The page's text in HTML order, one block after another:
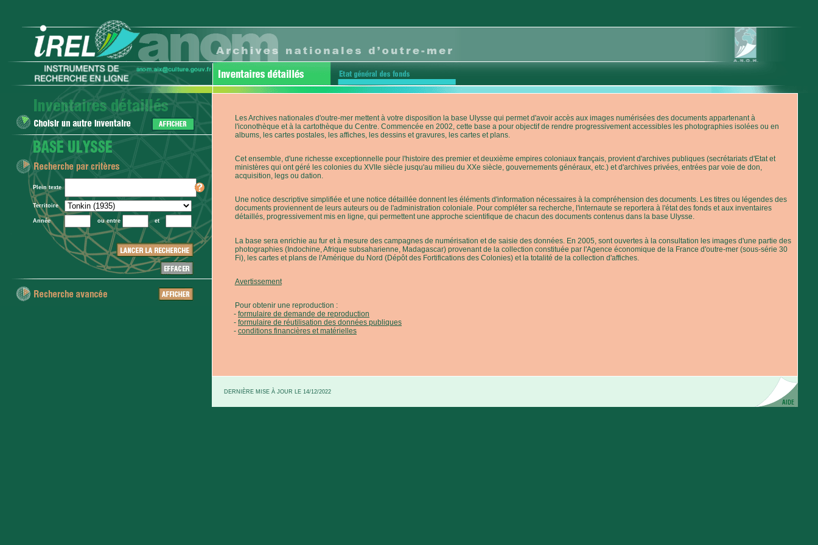
Plein texte
Territoire
Année ou entre et
Les Archives nationales d'outre-mer mettent à votre disposition la base Ulysse qui permet d'avoir accès aux images numérisées des documents appartenant à
l'iconothèque et à la cartothèque du Centre. Commencée en 2002, cette base a pour objectif de rendre progressivement accessibles les photographies isolées ou en
albums, les cartes postales, les affiches, les dessins et gravures, les cartes et plans.
Cet ensemble, d'une richesse exceptionnelle pour l'histoire des premier et deuxième empires coloniaux français, provient d'archives publiques (secrétariats d'Etat et
ministères qui ont géré les colonies du XVIIe siècle jusqu'au milieu du XXe siècle, gouvernements généraux, etc.) et d'archives privées, entrées par voie de don,
acquisition, legs ou dation.
Une notice descriptive simplifiée et une notice détaillée donnent les éléments d'information nécessaires à la compréhension des documents. Les titres ou légendes des
documents proviennent de leurs auteurs ou de l'administration coloniale. Pour compléter sa recherche, l'internaute se reportera à l'état des fonds et aux inventaires
détaillés, progressivement mis en ligne, qui permettent une approche scientifique de chacun des documents contenus dans la base Ulysse.
La base sera enrichie au fur et à mesure des campagnes de numérisation et de saisie des données. En 2005, sont ouvertes à la consultation les images d'une partie des
photographies (Indochine, Afrique subsaharienne, Madagascar) provenant de la collection constituée par l'Agence économique de la France d'outre-mer (sous-série 30
Fi), les cartes et plans de l'Amérique du Nord (Dépôt des Fortifications des Colonies) et la totalité de la collection d'affiches.
Avertissement
Pour obtenir une reproduction :
formulaire de demande de reproduction
formulaire de réutilisation des données publiques
conditions financières et matérielles
DERNIÈRE MISE À JOUR LE 14/12/2022